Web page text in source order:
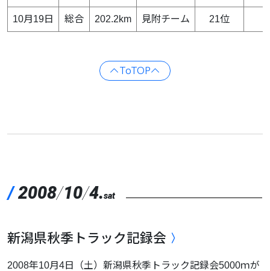
10月19日 総合 202.2km 見附チーム 21位
ToTOP
/2008/10/4.sat
新潟県秋季トラック記録会
2008年10月4日（土）新潟県秋季トラック記録会5000ｍが